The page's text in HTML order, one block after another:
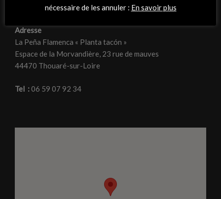
RETROUVEZ-NOUS
Adresse
La Peña Flamenca « Planta tacón »
Espace de la Morvandière, 23 rue de mauves
44470 Thouaré-sur-Loire
Tel :06 59 07 92 34
nécessaire de les annuler : En savoir plus